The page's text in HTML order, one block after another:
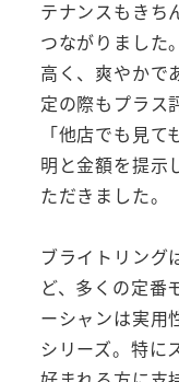
テナンスもきち
つながりました
高く、爽やかで
定の際もプラス
「他店でも見
明と金額を提示
ただきました。
ブライトリング
ど、多くの定番
ーシャンは実用
シリーズ。特に